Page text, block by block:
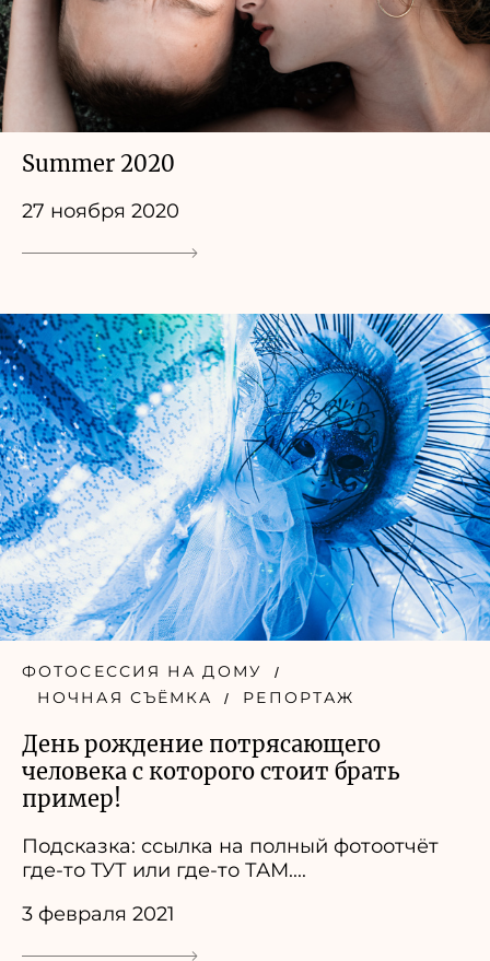
Summer 2020
27 ноября 2020
ФОТОСЕССИЯ НА ДОМУ
НОЧНАЯ СЪЁМКА
РЕПОРТАЖ
День рождение потрясающего
человека с которого стоит брать
пример!
Подсказка: ссылка на полный фотоотчёт
где-то ТУТ или где-то ТАМ....
3 февраля 2021